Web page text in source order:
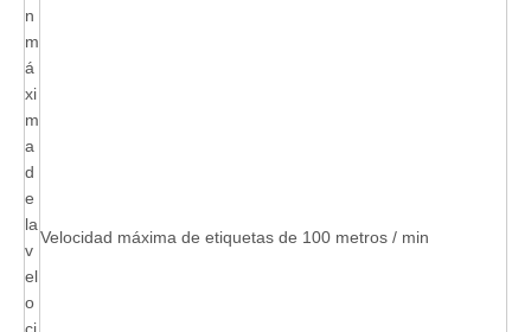
n
m
á
xi
m
a
d
e
la
v
el
o
ci
Velocidad máxima de etiquetas de 100 metros / min